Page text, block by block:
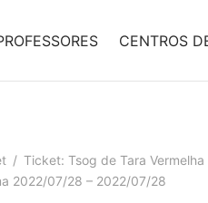
CENTROS
/ Ticket: Tsog de Tara Vermelha
2022/07/28 – 2022/07/28